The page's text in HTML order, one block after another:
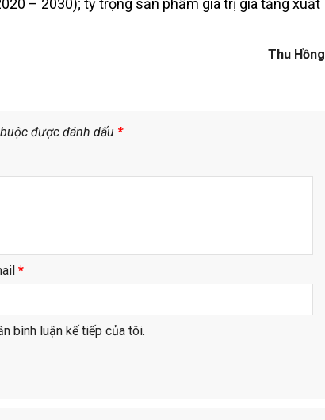
– 2030); tỷ trọng sản phẩm giá trị gia tăng xuất
Thu Hồng
được đánh dấu *
*
bình luận kế tiếp của tôi.